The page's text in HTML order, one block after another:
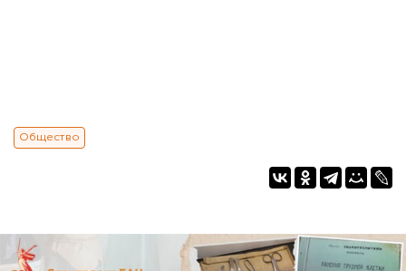
Общество